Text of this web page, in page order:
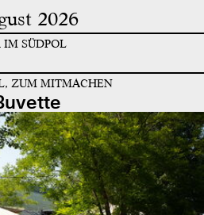
2026
SÜDPOL
ZUM MITMACHEN